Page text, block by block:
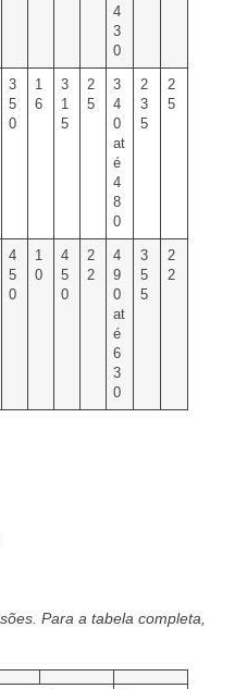
4
3
0
3
5
0
1
6
3
1
5
2
5
3
4
0
at
é
4
8
0
2
3
5
2
5
4
5
0
1
0
4
5
0
2
2
4
9
0
at
é
6
3
0
3
5
5
2
2
Para a tabela completa,